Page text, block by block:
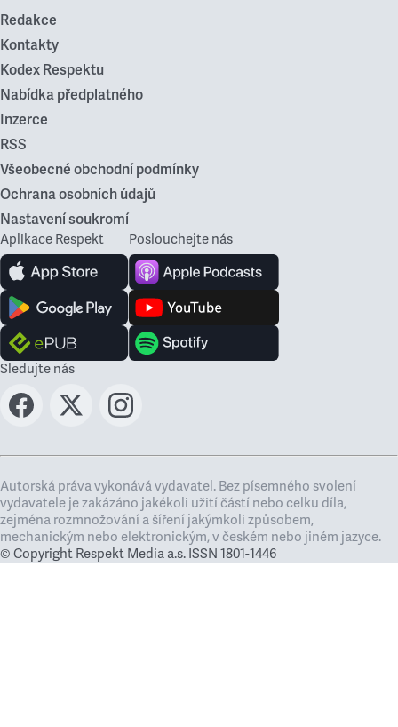
Redakce
Kontakty
Kodex Respektu
Nabídka předplatného
Inzerce
RSS
Všeobecné obchodní podmínky
Ochrana osobních údajů
Nastavení soukromí
Aplikace Respekt Poslouchejte nás
Sledujte nás
Autorská práva vykonává vydavatel. Bez písemného svolení
vydavatele je zakázáno jakékoli užití částí nebo celku díla,
zejména rozmnožování a šíření jakýmkoli způsobem,
mechanickým nebo elektronickým, v českém nebo jiném jazyce.
© Copyright Respekt Media a.s. ISSN 1801-1446